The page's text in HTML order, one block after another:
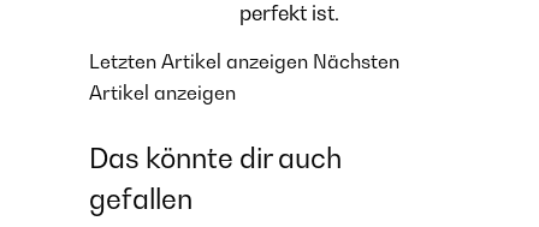
perfekt ist.
Letzten Artikel anzeigen Nächsten
Artikel anzeigen
Das könnte dir auch
gefallen